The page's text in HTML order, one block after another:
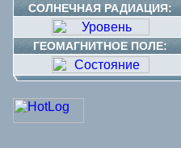
СОЛНЕЧНАЯ РАДИАЦИЯ:
ГЕОМАГНИТНОЕ ПОЛЕ: